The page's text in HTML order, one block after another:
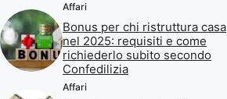
Affari
Bonus per chi ristruttura casa
nel 2025: requisiti e come
richiederlo subito secondo
Confedilizia
Affari